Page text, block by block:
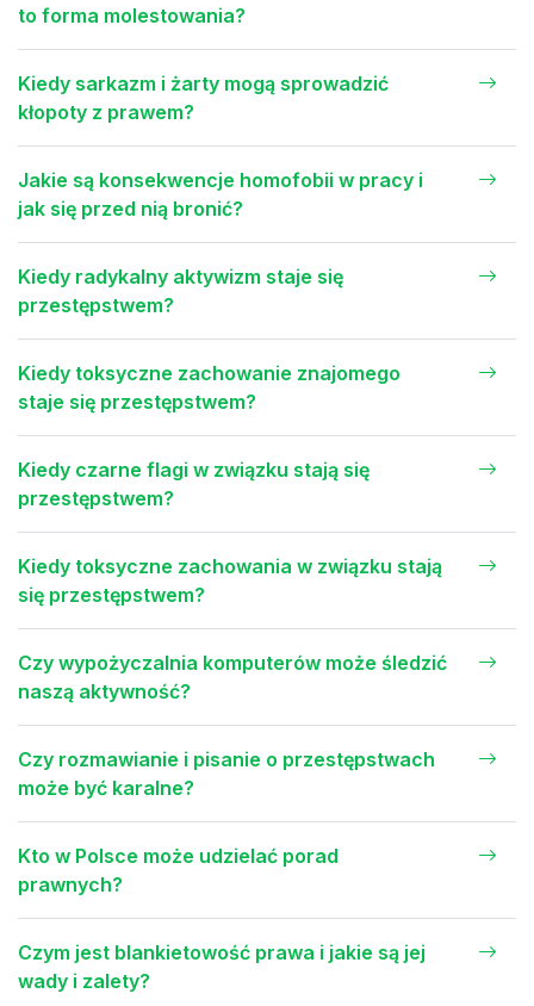
to forma molestowania?
Kiedy sarkazm i żarty mogą sprowadzić
kłopoty z prawem?
Jakie są konsekwencje homofobii w pracy i
jak się przed nią bronić?
Kiedy radykalny aktywizm staje się
przestępstwem?
Kiedy toksyczne zachowanie znajomego
staje się przestępstwem?
Kiedy czarne flagi w związku stają się
przestępstwem?
Kiedy toksyczne zachowania w związku stają
się przestępstwem?
Czy wypożyczalnia komputerów może śledzić
naszą aktywność?
Czy rozmawianie i pisanie o przestępstwach
może być karalne?
Kto w Polsce może udzielać porad
prawnych?
Czym jest blankietowość prawa i jakie są jej
wady i zalety?